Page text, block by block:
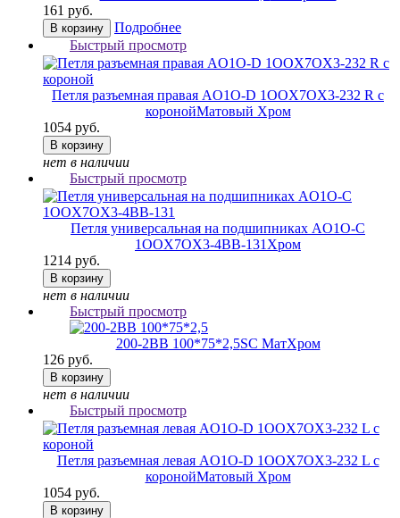
161 руб.
В корзину
Подробнее
Быстрый просмотр
Петля разъемная правая AO1O-D 1OOX7OX3-232 R с
коронойМатовый Хром
1054 руб.
В корзину
нет в наличии
Быстрый просмотр
Петля универсальная на подшипниках AO1O-C
1OOX7OX3-4BB-131 Хром
1214 руб.
В корзину
нет в наличии
Быстрый просмотр
200-2BB 100*75*2,5SC МатХром
126 руб.
В корзину
нет в наличии
Быстрый просмотр
Петля разъемная левая AO1O-D 1OOX7OX3-232 L с
коронойМатовый Хром
1054 руб.
В корзину